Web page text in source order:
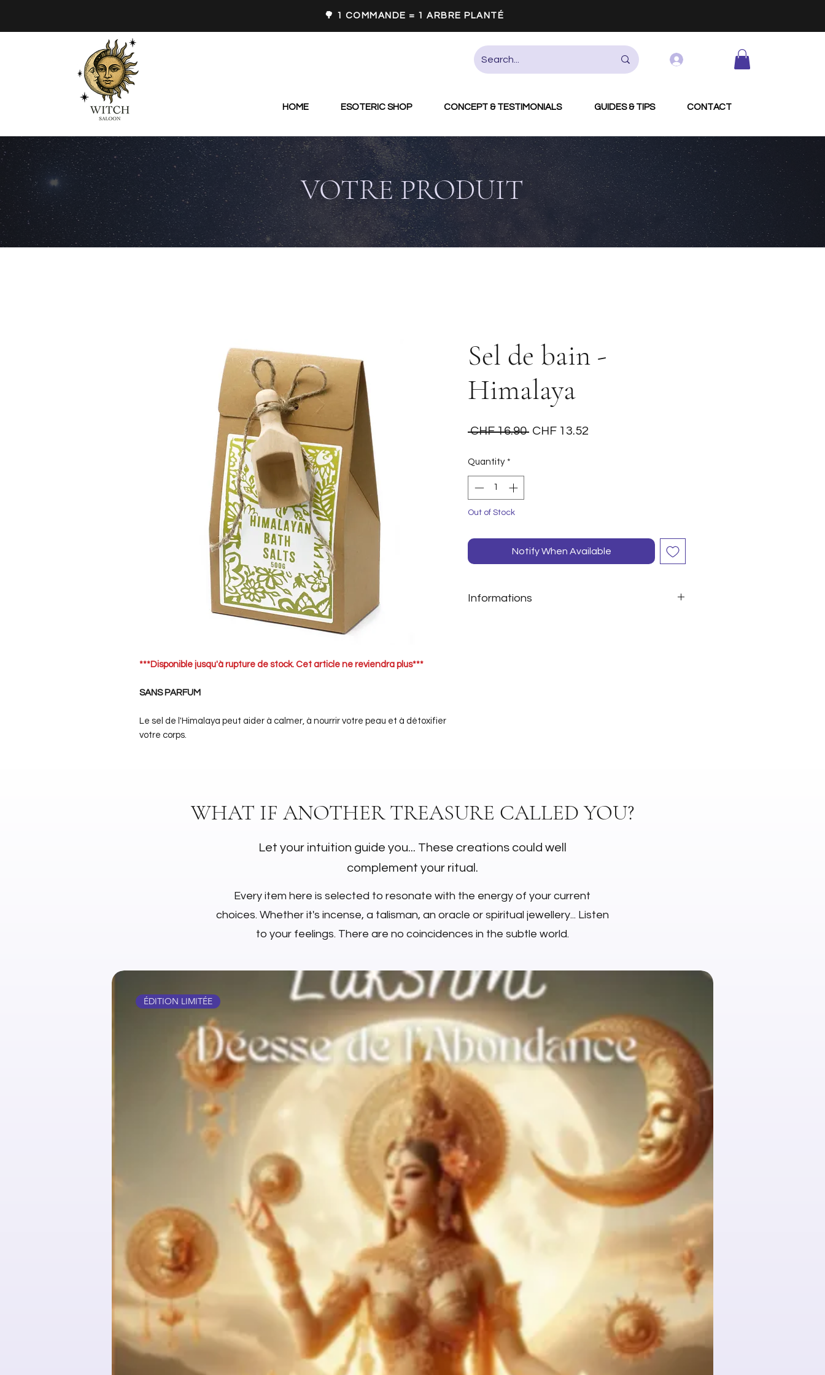
🌳 1 COMMANDE = 1 ARBRE PLANTÉ
HOME ESOTERIC SHOP CONCEPT & TESTIMONIALS GUIDES & TIPS CONTACT
VOTRE PRODUIT
***Disponible jusqu'à rupture de stock. Cet article ne reviendra plus***
SANS PARFUM
Le sel de l'Himalaya peut aider à calmer, à nourrir votre peau et à détoxifier
votre corps.
Sel de bain -
Himalaya
CHF 16.90 Regular
CHF 13.52
Quantity *
Out of Stock
Notify When Available
Informations
WHAT IF ANOTHER TREASURE CALLED YOU?
Let your intuition guide you... These creations could well
complement your ritual.
Every item here is selected to resonate with the energy of your current
choices. Whether it's incense, a talisman, an oracle or spiritual jewellery... Listen
to your feelings. There are no coincidences in the subtle world.
ÉDITION LIMITÉE